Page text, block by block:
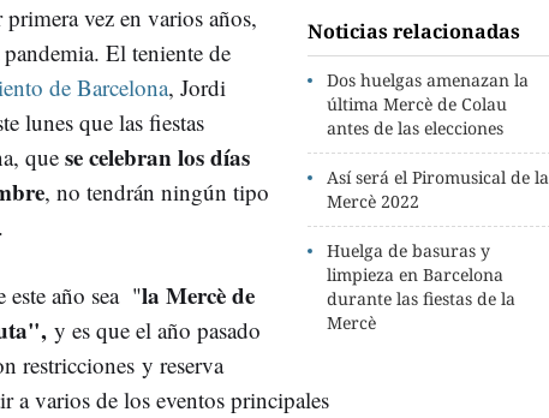
Noticias relacionadas
Dos huelgas amenazan la
última Mercè de Colau
antes de las elecciones
Así será el Piromusical de la
Mercè 2022
Huelga de basuras y
limpieza en Barcelona
durante las fiestas de la
Mercè
vez en varios años,
El teniente de
de Barcelona, Jordi
lunes que las fiestas
que se celebran los días
, no tendrán ningún tipo
este año sea "la Mercè de
y es que el año pasado
restricciones y reserva
a varios de los eventos principales